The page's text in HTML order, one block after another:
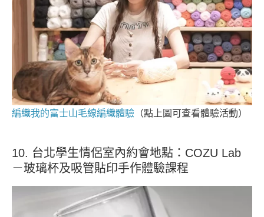
編織我的富士山毛線編織體驗 （點上圖可查看體驗活動）
10. 台北學生情侶室內約會地點：COZU Lab
－玻璃杯及吸管貼印手作體驗課程